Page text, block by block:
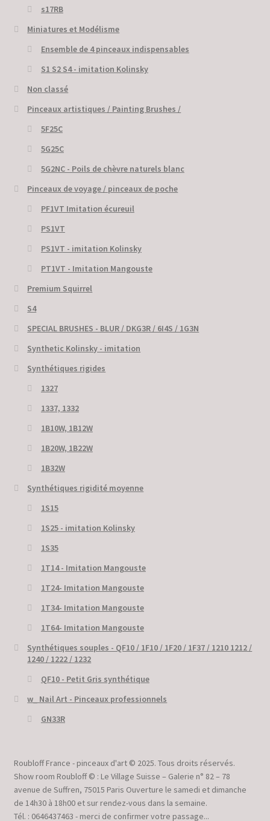
s17RB
Miniatures et Modélisme
Ensemble de 4 pinceaux indispensables
S1 S2 S4 - imitation Kolinsky
Non classé
Pinceaux artistiques / Painting Brushes /
5F25C
5G25C
5G2NC - Poils de chèvre naturels blanc
Pinceaux de voyage / pinceaux de poche
PF1VT Imitation écureuil
PS1VT
PS1VT - imitation Kolinsky
PT1VT - Imitation Mangouste
Premium Squirrel
S4
SPECIAL BRUSHES - BLUR / DKG3R / 6I4S / 1G3N
Synthetic Kolinsky - imitation
Synthétiques rigides
1327
1337, 1332
1B10W, 1B12W
1B20W, 1B22W
1B32W
Synthétiques rigidité moyenne
1S15
1S25 - imitation Kolinsky
1S35
1T14 - Imitation Mangouste
1T24- Imitation Mangouste
1T34- Imitation Mangouste
1T64- Imitation Mangouste
Synthétiques souples - QF10 / 1F10 / 1F20 / 1F37 / 1210 1212 /
1240 / 1222 / 1232
QF10 - Petit Gris synthétique
w_ Nail Art - Pinceaux professionnels
GN33R
Roubloff France - pinceaux d'art © 2025. Tous droits réservés.
Show room Roubloff © : Le Village Suisse – Galerie n° 82 – 78
avenue de Suffren, 75015 Paris Ouverture le samedi et dimanche
de 14h30 à 18h00 et sur rendez-vous dans la semaine.
Tél. : 0646437463 - merci de confirmer votre passage...